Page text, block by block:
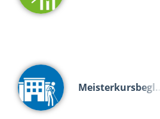
Meisterkursbegl…